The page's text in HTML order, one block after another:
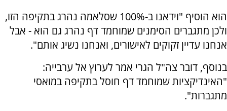
הוא הוסיף "וידאנו ב-100% שסלאמה נהרג בתקיפה הזו,
ולכן מתגברים הסימנים שמוחמד דף נהרג גם הוא - אבל
אנחנו עדיין זקוקים לאישורים, ואנחנו נשיג אותם".
בנוסף, דובר צה"ל הגרי אמר לערוץ אל ערבייה:
"האינדיקציות שמוחמד דף חוסל בתקיפה במואסי
מתגברות".